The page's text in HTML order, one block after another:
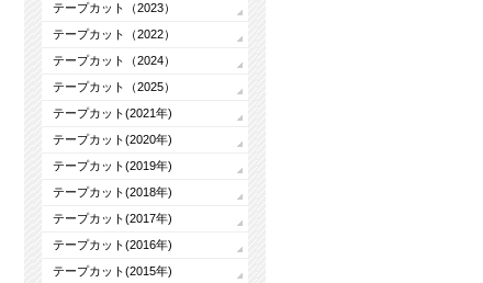
テープカット（2023）
テープカット（2022）
テープカット（2024）
テープカット（2025）
テープカット(2021年)
テープカット(2020年)
テープカット(2019年)
テープカット(2018年)
テープカット(2017年)
テープカット(2016年)
テープカット(2015年)